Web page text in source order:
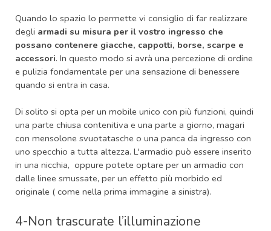
Quando lo spazio lo permette vi consiglio di far realizzare
degli armadi su misura per il vostro ingresso che
possano contenere giacche, cappotti, borse, scarpe e
accessori. In questo modo si avrà una percezione di ordine
e pulizia fondamentale per una sensazione di benessere
quando si entra in casa.
Di solito si opta per un mobile unico con più funzioni, quindi
una parte chiusa contenitiva e una parte a giorno, magari
con mensolone svuotatasche o una panca da ingresso con
uno specchio a tutta altezza. L'armadio può essere inserito
in una nicchia, oppure potete optare per un armadio con
dalle linee smussate, per un effetto più morbido ed
originale ( come nella prima immagine a sinistra).
4-Non trascurate l’illuminazione